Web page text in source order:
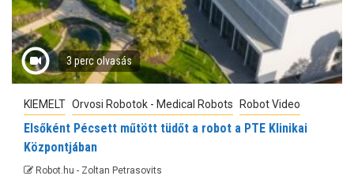
3 perc olvasás
KIEMELT Orvosi Robotok - Medical Robots Robot Video
Elsőként Pécsett műtött tüdőt a robot a PTE Klinikai
Központjában
Robot.hu - Zoltan Petrasovits